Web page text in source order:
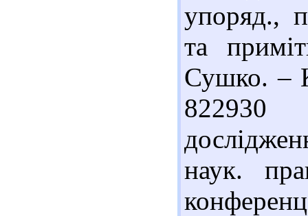
упоряд.,
та
Сушко. –
822930
наук.